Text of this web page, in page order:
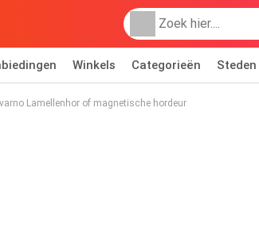
Winkels Categorieën Steden
Lamellenhor of magnetische hordeur